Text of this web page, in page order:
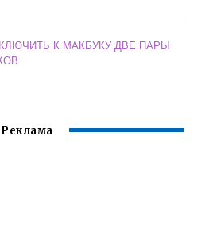
К МАКБУКУ ДВЕ ПАРЫ
Реклама